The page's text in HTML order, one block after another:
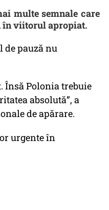
multe semnale care
în viitorul apropiat.
de pauză nu
Însă Polonia trebuie
absolută”, a
de apărare.
urgente în